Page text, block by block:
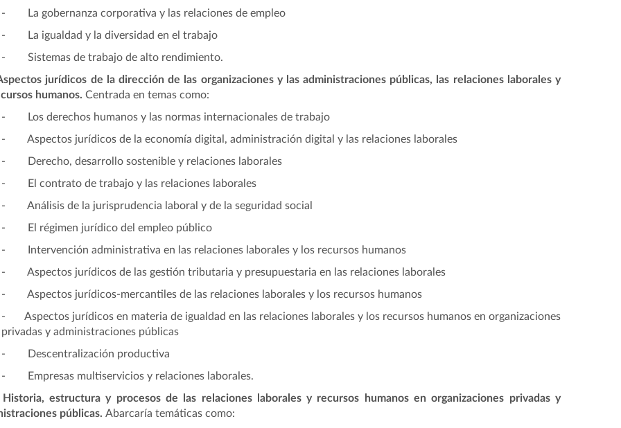
- La gobernanza corporativa y las relaciones de empleo
- La igualdad y la diversidad en el trabajo
- Sistemas de trabajo de alto rendimiento.
jurídicos de la dirección de las organizaciones y las administraciones públicas, las relaciones laborales y
humanos. Centrada en temas como:
- Los derechos humanos y las normas internacionales de trabajo
- Aspectos jurídicos de la economía digital, administración digital y las relaciones laborales
- Derecho, desarrollo sostenible y relaciones laborales
- El contrato de trabajo y las relaciones laborales
- Análisis de la jurisprudencia laboral y de la seguridad social
- El régimen jurídico del empleo público
- Intervención administrativa en las relaciones laborales y los recursos humanos
- Aspectos jurídicos de las gestión tributaria y presupuestaria en las relaciones laborales
- Aspectos jurídicos-mercantiles de las relaciones laborales y los recursos humanos
- Aspectos jurídicos en materia de igualdad en las relaciones laborales y los recursos humanos en organizaciones
privadas y administraciones públicas
- Descentralización productiva
- Empresas multiservicios y relaciones laborales.
estructura y procesos de las relaciones laborales y recursos humanos en organizaciones privadas y
públicas. Abarcaría temáticas como: